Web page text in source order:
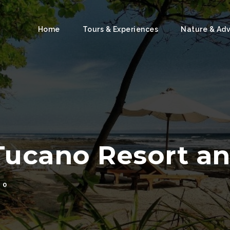
Home Tours & Experiences Nature &
Resort
0